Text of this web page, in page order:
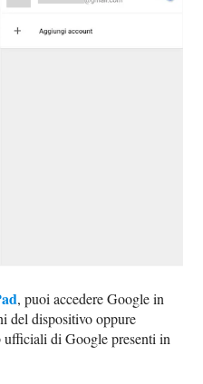
, puoi accedere Google in
del dispositivo oppure
ufficiali di Google presenti in